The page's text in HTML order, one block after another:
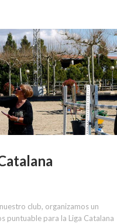
club, organizamos un
puntuable para la Liga Catalana